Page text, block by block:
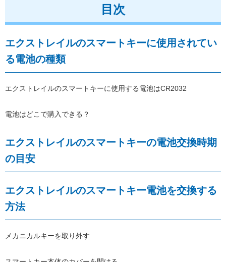
目次
エクストレイルのスマートキーに使用されてい
る電池の種類
エクストレイルのスマートキーに使用する電池はCR2032
電池はどこで購入できる？
エクストレイルのスマートキーの電池交換時期
の目安
エクストレイルのスマートキー電池を交換する
方法
メカニカルキーを取り外す